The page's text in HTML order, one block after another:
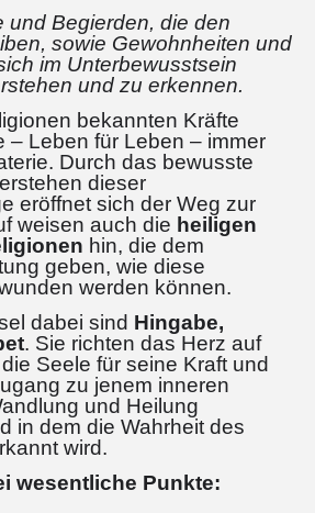
und Begierden, die den
sowie Gewohnheiten und
im Unterbewusstsein
und zu erkennen.
bekannten Kräfte
– Leben für Leben – immer
Durch das bewusste
dieser
eröffnet sich der Weg zur
weisen auch die heiligen
hin, die dem
geben, wie diese
werden können.
dabei sind Hingabe,
. Sie richten das Herz auf
Seele für seine Kraft und
zu jenem inneren
und Heilung
in dem die Wahrheit des
wird.
wesentliche Punkte: